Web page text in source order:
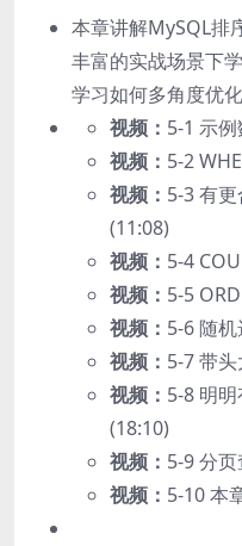
本章讲解MySQL排
丰富的实战场景下
学习如何多角度优化
视频： 5-1 示
视频： 5-2
视频： 5-3 有
(11:08)
视频： 5-4
视频： 5-5
视频： 5-6 随
视频： 5-7 带
视频： 5-8 明
(18:10)
视频： 5-9 分
视频： 5-10 本